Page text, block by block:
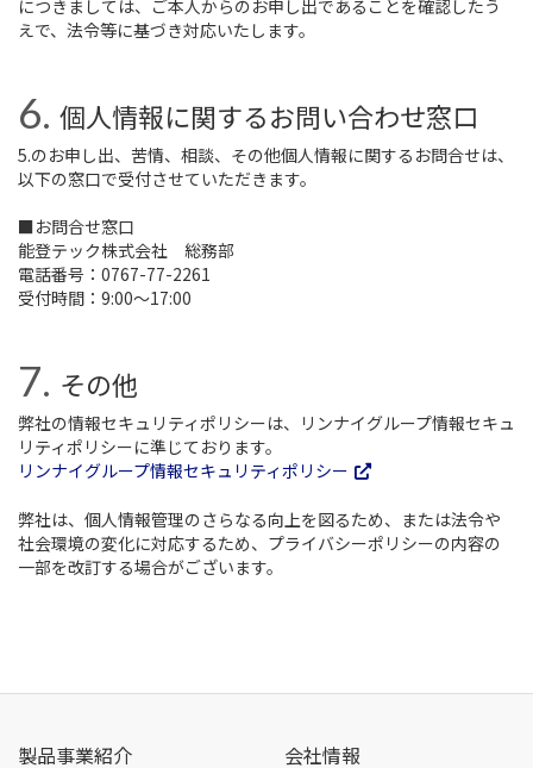
につきましては、ご本人からのお申し出であることを確認したう
えで、法令等に基づき対応いたします。
個人情報に関するお問い合わせ窓口
5.のお申し出、苦情、相談、その他個人情報に関するお問合せは、
以下の窓口で受付させていただきます。
■お問合せ窓口
能登テック株式会社 総務部
電話番号：0767-77-2261
受付時間：9:00～17:00
その他
弊社の情報セキュリティポリシーは、リンナイグループ情報セキュ
リティポリシーに準じております。
リンナイグループ情報セキュリティポリシー
弊社は、個人情報管理のさらなる向上を図るため、または法令や
社会環境の変化に対応するため、プライバシーポリシーの内容の
一部を改訂する場合がございます。
製品事業紹介 会社情報